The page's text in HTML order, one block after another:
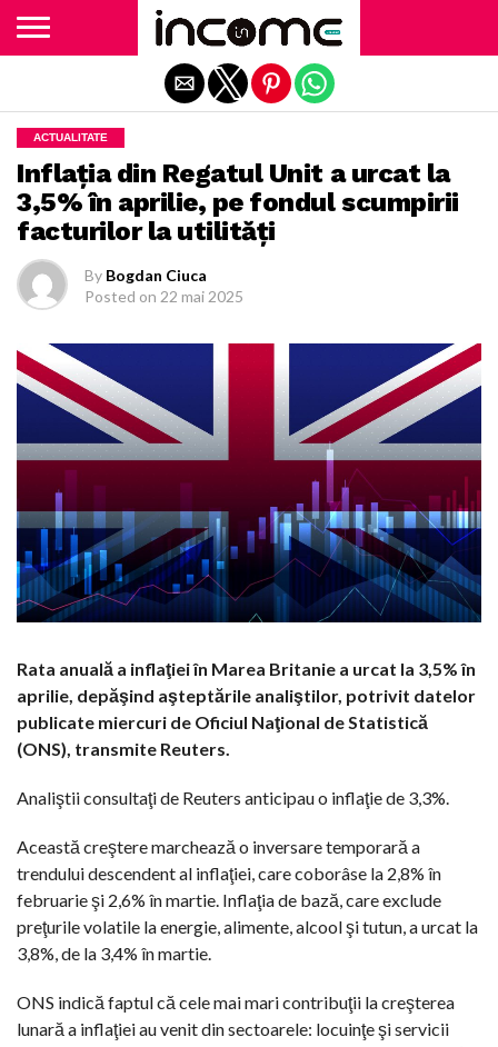
ACTUALITATE
Inflaţia din Regatul Unit a urcat la
3,5% în aprilie, pe fondul scumpirii
facturilor la utilităţi
By Bogdan Ciuca
Posted on 22 mai 2025
Rata anuală a inflaţiei în Marea Britanie a urcat la 3,5% în
aprilie, depăşind aşteptările analiştilor, potrivit datelor
publicate miercuri de Oficiul Naţional de Statistică
(ONS), transmite Reuters.
Analiştii consultaţi de Reuters anticipau o inflaţie de 3,3%.
Această creştere marchează o inversare temporară a
trendului descendent al inflaţiei, care coborâse la 2,8% în
februarie şi 2,6% în martie. Inflaţia de bază, care exclude
preţurile volatile la energie, alimente, alcool şi tutun, a urcat la
3,8%, de la 3,4% în martie.
ONS indică faptul că cele mai mari contribuţii la creşterea
lunară a inflaţiei au venit din sectoarele: locuinţe şi servicii
Exit mobile version